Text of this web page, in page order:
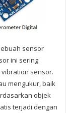
sensor
ini sering
sensor.
mengukur, baik
objek
terjadi dengan